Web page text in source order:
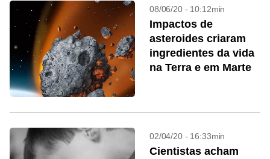
08/06/20 - 10:12min
Impactos de
asteroides criaram
ingredientes da vida
na Terra e em Marte
02/04/20 - 16:33min
Cientistas acham